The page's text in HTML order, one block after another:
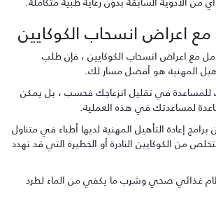
اعراض انسحاب الكوكايين
مع اعراض انسحاب الكوكايين ، فإن طلب
المهنية هو أفضل مسار لك.
في تقليل انزعاجك فحسب ، بل يمكن
لمساعدتك في هذه العملية.
إعادة التأهيل المهنية لديها أطباء في متناول
من الكوكايين النادرة أو الخطيرة التي قد تهدد
غذائي صحي وشرب ما يكفي من الماء لطرد